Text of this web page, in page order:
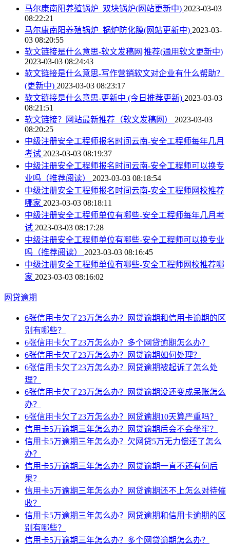
马尔康南阳养殖锅炉_双块锅炉(网站更新中) 2023-03-03
08:22:21
马尔康南阳养殖锅炉_锅炉防化膜(网站更新中) 2023-03-
03 08:20:55
软文链接是什么意思-软文发稿网|推荐(通用软文更新中)
2023-03-03 08:24:43
软文链接是什么意思-写作营销软文对企业有什么帮助？
(更新中) 2023-03-03 08:23:17
软文链接是什么意思-更新中 (今日推荐更新) 2023-03-03
08:21:51
软文链接？网站最新推荐（软文发稿网） 2023-03-03
08:20:25
中级注册安全工程师报名时间云南-安全工程师每年几月
考试 2023-03-03 08:19:37
中级注册安全工程师报名时间云南-安全工程师可以换专
业吗（推荐阅读） 2023-03-03 08:18:54
中级注册安全工程师报名时间云南-安全工程师网校推荐
哪家 2023-03-03 08:18:11
中级注册安全工程师单位有哪些-安全工程师每年几月考
试 2023-03-03 08:17:28
中级注册安全工程师单位有哪些-安全工程师可以换专业
吗（推荐阅读） 2023-03-03 08:16:45
中级注册安全工程师单位有哪些-安全工程师网校推荐哪
家 2023-03-03 08:16:02
网贷逾期
6张信用卡欠了23万怎么办？网贷逾期和信用卡逾期的区
别有哪些？
6张信用卡欠了23万怎么办？多个网贷逾期怎么办？
6张信用卡欠了23万怎么办？网贷逾期如何处理？
6张信用卡欠了23万怎么办？网贷逾期被起诉了怎么处
理？
6张信用卡欠了23万怎么办？网贷逾期没还变成呆账怎么
办？
6张信用卡欠了23万怎么办？网贷逾期10天算严重吗？
信用卡5万逾期三年怎么办？网贷逾期后会不会坐牢？
信用卡5万逾期三年怎么办？欠网贷5万无力偿还了怎么
办？
信用卡5万逾期三年怎么办？网贷逾期一直不还有何后
果？
信用卡5万逾期三年怎么办？网贷逾期还不上怎么对待催
收？
信用卡5万逾期三年怎么办？网贷逾期和信用卡逾期的区
别有哪些？
信用卡5万逾期三年怎么办？多个网贷逾期怎么办？